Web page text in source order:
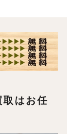
取はお任